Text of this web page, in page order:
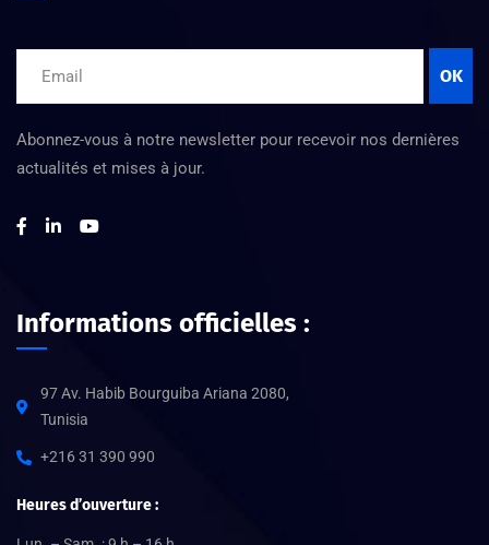
OK
Abonnez-vous à notre newsletter pour recevoir nos dernières
actualités et mises à jour.
Informations officielles :
97 Av. Habib Bourguiba Ariana 2080,
Tunisia
+216 31 390 990
Heures d’ouverture :